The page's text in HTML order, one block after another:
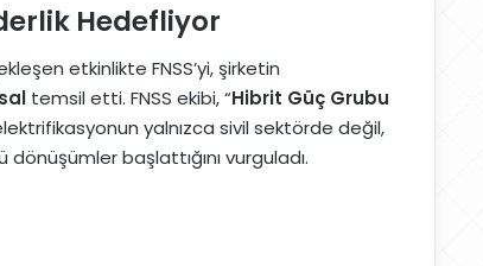
Hedefliyor
etkinlikte FNSS’yi, şirketin
temsil etti. FNSS ekibi, “Hibrit Güç Grubu
yalnızca sivil sektörde değil,
dönüşümler başlattığını vurguladı.